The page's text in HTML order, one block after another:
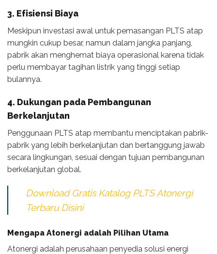
3. Efisiensi Biaya
Meskipun investasi awal untuk pemasangan PLTS atap
mungkin cukup besar, namun dalam jangka panjang,
pabrik akan menghemat biaya operasional karena tidak
perlu membayar tagihan listrik yang tinggi setiap
bulannya.
4. Dukungan pada Pembangunan
Berkelanjutan
Penggunaan PLTS atap membantu menciptakan pabrik-
pabrik yang lebih berkelanjutan dan bertanggung jawab
secara lingkungan, sesuai dengan tujuan pembangunan
berkelanjutan global.
Download Gratis Katalog PLTS Atonergi
Terbaru Disini
Mengapa Atonergi adalah Pilihan Utama
Atonergi adalah perusahaan penyedia solusi energi